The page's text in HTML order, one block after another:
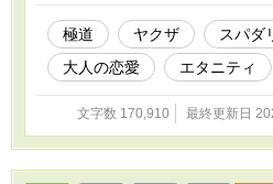
ていた二人はある
る。 甘えて甘やか
着いた大人同士の
艶のある恋模様で
も掲載中)
極道 ヤクザ
スパダ
大人の恋愛
エタニティ
文字数 170,910 最終更新日